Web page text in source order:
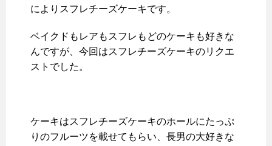
によりスフレチーズケーキです。
ベイクドもレアもスフレもどのケーキも好きな
んですが、今回はスフレチーズケーキのリクエ
ストでした。
ケーキはスフレチーズケーキのホールにたっぷ
りのフルーツを載せてもらい、長男の大好きな